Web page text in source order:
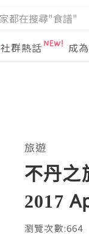
社群熱話 成
旅遊
不丹之
2017
瀏覽次數:664